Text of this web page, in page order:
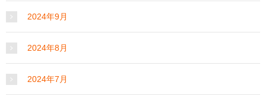
2024年9月
2024年8月
2024年7月